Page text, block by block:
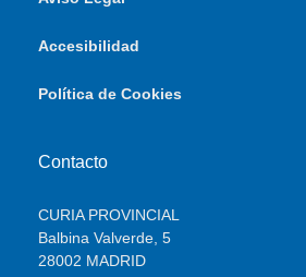
Accesibilidad
Política de Cookies
Contacto
CURIA PROVINCIAL
Balbina Valverde, 5
28002 MADRID